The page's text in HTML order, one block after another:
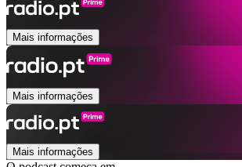
Mais informações
Mais informações
Mais informações